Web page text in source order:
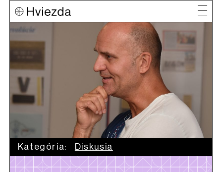
Kategória: Diskusia